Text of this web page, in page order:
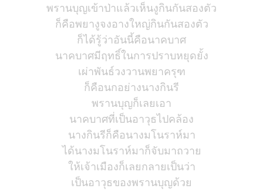
พรานบุญเข้าป่าแล้วเห็นงูกินกันสองตัว
ก็คือพยางูจงอางใหญ่กินกันสองตัว
ก็ได้รู้ว่าอันนี้คือนาคบาศ
นาคบาศมีฤทธิ์ในการปราบหยุดยั้ง
เผ่าพันธ์วงวานพยาครุฑ
ก็คือนกอย่างนางกินรี
พรานบุญก็เลยเอา
นาคบาศที่เป็นอาวุธไปคล้อง
นางกินรีก็คือนางมโนราห์มา
ได้นางมโนราห์มาก็จับมาถวาย
ให้เจ้าเมืองก็เลยกลายเป็นว่า
เป็นอาวุธของพรานบุญด้วย